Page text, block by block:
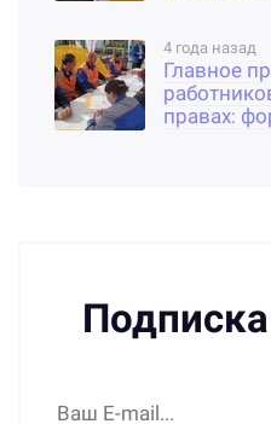
4 года назад
Главное
правах: